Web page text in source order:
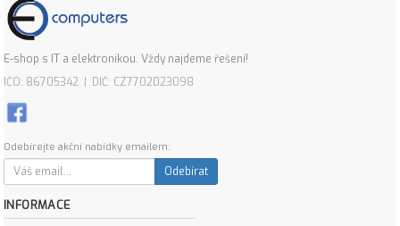
E-shop s IT a elektronikou. Vždy najdeme řešení!
IČO: 86705342 | DIČ: CZ7702023098
Odebírejte akční nabídky emailem:
Odebírat
INFORMACE